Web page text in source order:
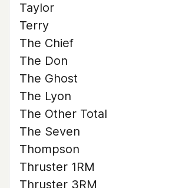
Taylor
Terry
The Chief
The Don
The Ghost
The Lyon
The Other Total
The Seven
Thompson
Thruster 1RM
Thruster 3RM